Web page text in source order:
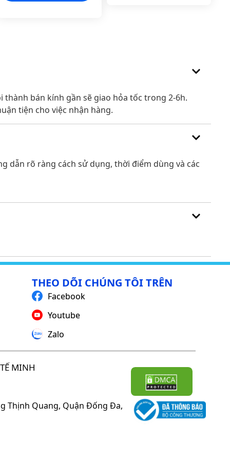
bán kính gần sẽ giao hỏa tốc trong 2-6h.
tiện cho việc nhận hàng.
dẫn rõ ràng cách sử dụng, thời điểm dùng và các
THEO DÕI CHÚNG TÔI TRÊN
Facebook
Youtube
Zalo
MINH
Thịnh Quang, Quận Đống Đa,